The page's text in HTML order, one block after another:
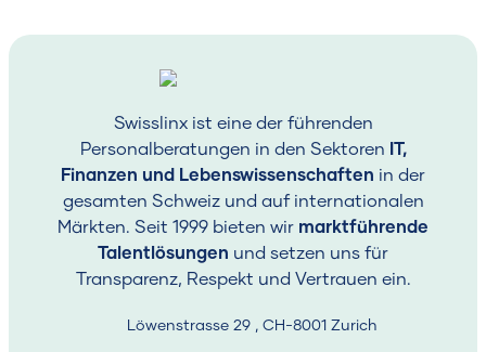
Swisslinx ist eine der führenden
Personalberatungen in den Sektoren IT,
Finanzen und Lebenswissenschaften in der
gesamten Schweiz und auf internationalen
Märkten. Seit 1999 bieten wir marktführende
Talentlösungen und setzen uns für
Transparenz, Respekt und Vertrauen ein.
Löwenstrasse 29 , CH-8001 Zurich